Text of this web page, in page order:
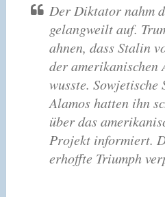
Der Diktator nahm
gelangweilt auf.
ahnen, dass Stalin
der amerikanischen
wusste. Sowjetische
Alamos hatten ihn
über das
Projekt informiert.
erhoffte Triumph